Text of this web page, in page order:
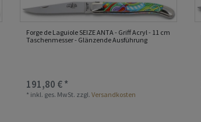
Forge de Laguiole SEIZE ANTA - Griff Acryl - 11 cm
Taschenmesser - Glänzende Ausführung
191,80 € *
* inkl. ges. MwSt. zzgl.Versandkosten